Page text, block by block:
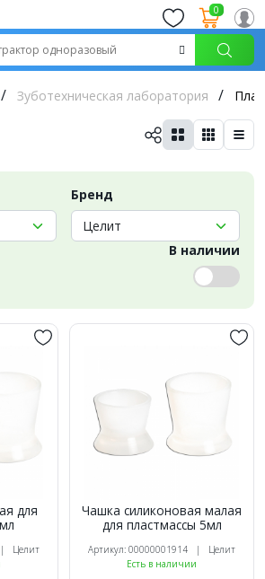
0
Зуботехническая лаборатория
Бренд
В наличии
| Целит
Чашка силиконовая малая
для пластмассы 5мл
Артикул: 00000001914 | Целит
Есть в наличии